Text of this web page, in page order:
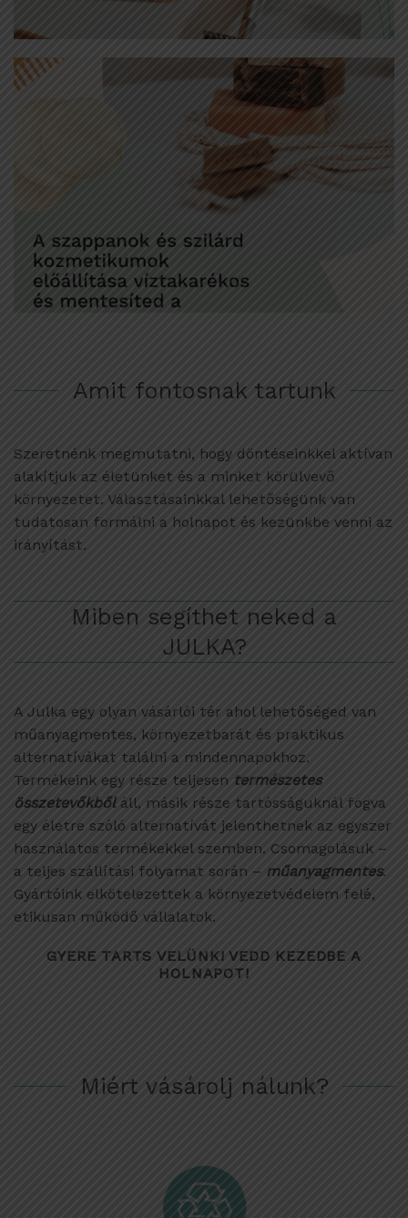
Amit fontosnak tartunk
Szeretnénk megmutatni, hogy döntéseinkkel aktívan
alakítjuk az életünket és a minket körülvevő
környezetet. Választásainkkal lehetőségünk van
tudatosan formálni a holnapot és kezünkbe venni az
irányítást.
Miben segíthet neked a
JULKA?
A Julka egy olyan vásárlói tér ahol lehetőséged van
műanyagmentes, környezetbarát és praktikus
alternatívákat találni a mindennapokhoz.
Termékeink egy része teljesen természetes
összetevőkből áll, másik része tartósságuknál fogva
egy életre szóló alternatívát jelenthetnek az egyszer
használatos termékekkel szemben. Csomagolásuk –
a teljes szállítási folyamat során – műanyagmentes.
Gyártóink elkötelezettek a környezetvédelem felé,
etikusan működő vállalatok.
GYERE TARTS VELÜNK! VEDD KEZEDBE A
HOLNAPOT!
Miért vásárolj nálunk?